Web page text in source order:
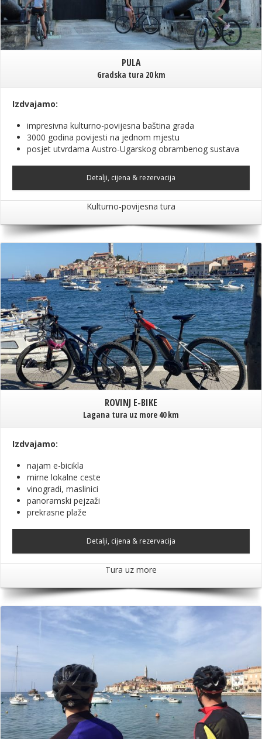
PULA
Gradska tura 20 km
Izdvajamo:
impresivna kulturno-povijesna baština grada
3000 godina povijesti na jednom mjestu
posjet utvrdama Austro-Ugarskog obrambenog sustava
Detalji, cijena & rezervacija
Kulturno-povijesna tura
ROVINJ E-BIKE
Lagana tura uz more 40 km
Izdvajamo:
najam e-bicikla
mirne lokalne ceste
vinogradi, maslinici
panoramski pejzaži
prekrasne plaže
Detalji, cijena & rezervacija
Tura uz more